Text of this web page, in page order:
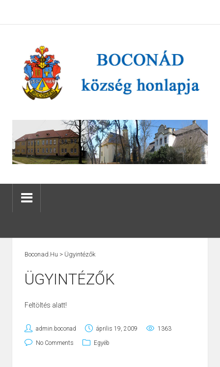
Boconad.hu > Ügyintézők
ÜGYINTÉZŐK
Feltöltés alatt!
admin.boconad április 19, 2009 1363
No Comments Egyéb